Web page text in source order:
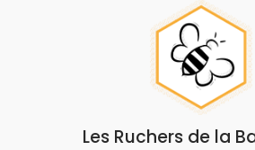
Les Ruchers de la